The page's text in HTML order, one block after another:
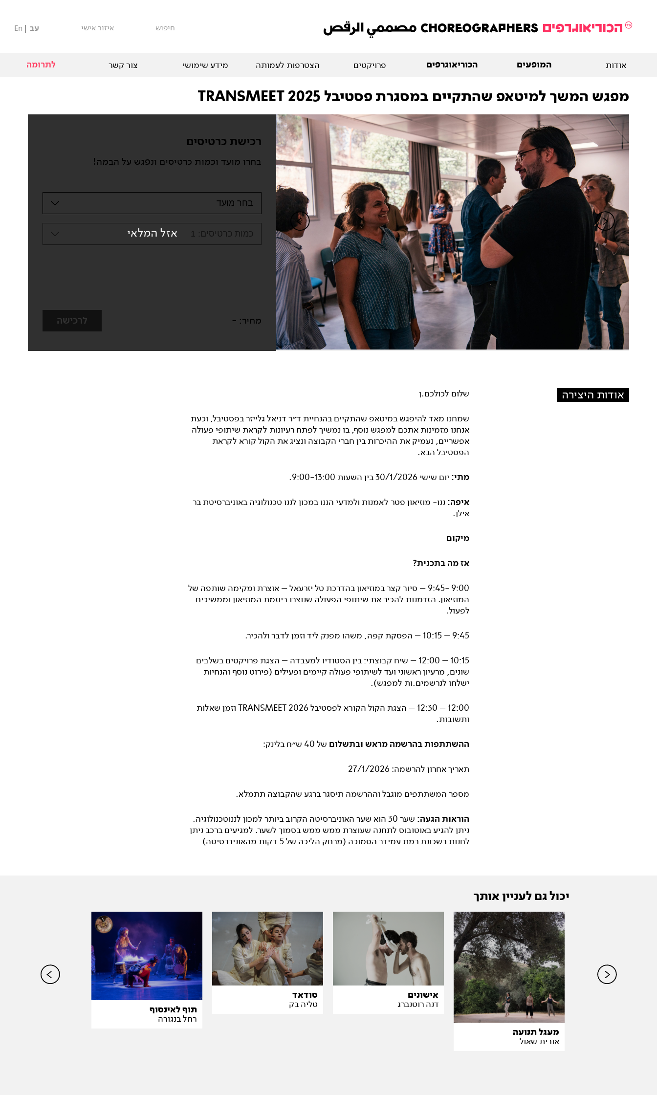
חיפוש איזור אישי עב En
אודות המופעים הכוריאוגרפים פרויקטים הצטרפות לעמותה מידע שימושי צור קשר לתרומה
מפגש המשך למיטאפ שהתקיים במסגרת פסטיבל TRANSMEET 2025
אזל המלאי
רכישת כרטיסים
בחרו מועד וכמות כרטיסים ונפגש על הבמה!
בחר מועד
כמות כרטיסים: 1
מחיר: - לרכישה
אודות היצירה שלום לכולכם.ן
שמחנו מאד להיפגש במיטאפ שהתקיים בהנחיית ד״ר דניאל גלייזר בפסטיבל, וכעת
אנחנו מזמינות אתכם למפגש נוסף, בו נמשיך לפתח רעיונות לקראת שיתופי פעולה
אפשריים, נעמיק את ההיכרות בין חברי הקבוצה ונציג את הקול קורא לקראת
הפסטיבל הבא.
מתי: יום שישי 30/1/2026 בין השעות 9:00-13:00.
איפה: ננו- מוזיאון פטר לאמנות ולמדעי הננו במכון לננו טכנולוגיה באוניברסיטת בר
אילן.
מיקום
אז מה בתכנית?
9:00 -9:45 – סיור קצר במוזיאון בהדרכת טל יזרעאל – אוצרת ומקימה שותפה של
המוזיאון. הזדמנות להכיר את שיתופי הפעולה שנוצרו ביוזמת המוזיאון וממשיכים
לפעול.
9:45 – 10:15 – הפסקת קפה, משהו מפנק ליד וזמן לדבר ולהכיר.
10:15 – 12:00 – שיח קבוצתי: בין הסטודיו למעבדה – הצגת פרויקטים בשלבים
שונים, מרעיון ראשוני ועד לשיתופי פעולה קיימים ופעילים (פירוט נוסף והנחיות
ישלחו לנרשמים.ות למפגש).
12:00 – 12:30 – הצגת הקול הקורא לפסטיבל TRANSMEET 2026 וזמן שאלות
ותשובות.
ההשתתפות בהרשמה מראש ובתשלום של 40 ש״ח בלינק:
תאריך אחרון להרשמה: 27/1/2026
מספר המשתתפים מוגבל וההרשמה תיסגר ברגע שהקבוצה תתמלא.
הוראות הגעה:
שער 30 הוא שער האוניברסיטה הקרוב ביותר למכון לננוטכנולוגיה.
ניתן להגיע באוטובוס לתחנה שעוצרת ממש ממש בסמוך לשער. למגיעים ברכב ניתן
לחנות בשכונת רמת עמידר הסמוכה (מרחק הליכה של 5 דקות מהאוניברסיטה)
יכול גם לעניין אותך
מעגל תנועה
אורית שאול
אישונים
דנה רוטנברג
סודאד
טליה בק תוף לאינסוף
רחל בנגורה